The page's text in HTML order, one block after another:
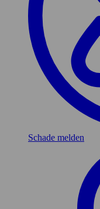
Schade melden